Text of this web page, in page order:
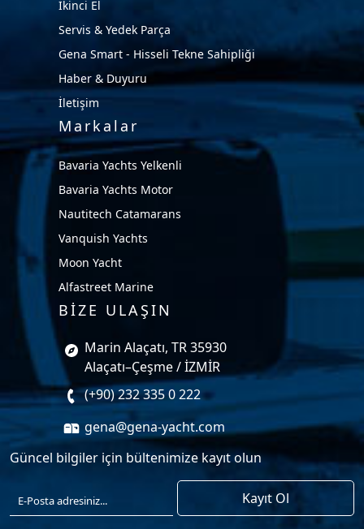
İkinci El
Servis & Yedek Parça
Gena Smart - Hisseli Tekne Sahipliği
Haber & Duyuru
İletişim
Markalar
Bavaria Yachts Yelkenli
Bavaria Yachts Motor
Nautitech Catamarans
Vanquish Yachts
Moon Yacht
Alfastreet Marine
BİZE ULAŞIN
Marin Alaçatı, TR 35930
Alaçatı–Çeşme / İZMİR
(+90) 232 335 0 222
gena@gena-yacht.com
Güncel bilgiler için bültenimize kayıt olun
Kayıt Ol